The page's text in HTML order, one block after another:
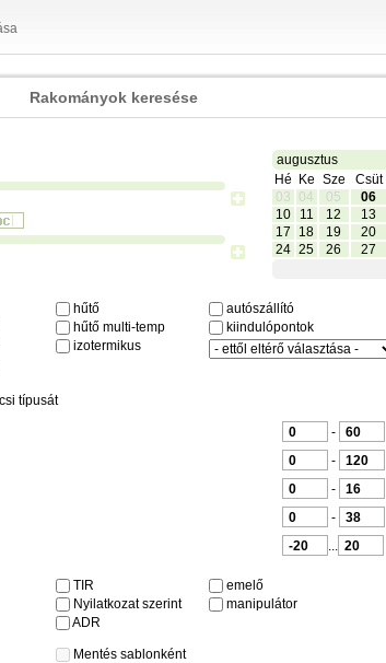
Rakományok keresése
augusztus
Hé
Ke Sze Csüt
03
04 05 06
10
11 12 13
17
18 19 20
24 25 26 27
hűtő
hűtő multi-temp
izotermikus
autószállító
kiindulópontok
típusát
-
-
-
-
TIR
Nyilatkozat szerint
ADR
emelő
manipulátor
Mentés sablonként